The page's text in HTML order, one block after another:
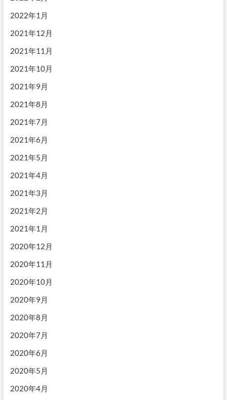
2022年1月
2021年12月
2021年11月
2021年10月
2021年9月
2021年8月
2021年7月
2021年6月
2021年5月
2021年4月
2021年3月
2021年2月
2021年1月
2020年12月
2020年11月
2020年10月
2020年9月
2020年8月
2020年7月
2020年6月
2020年5月
2020年4月